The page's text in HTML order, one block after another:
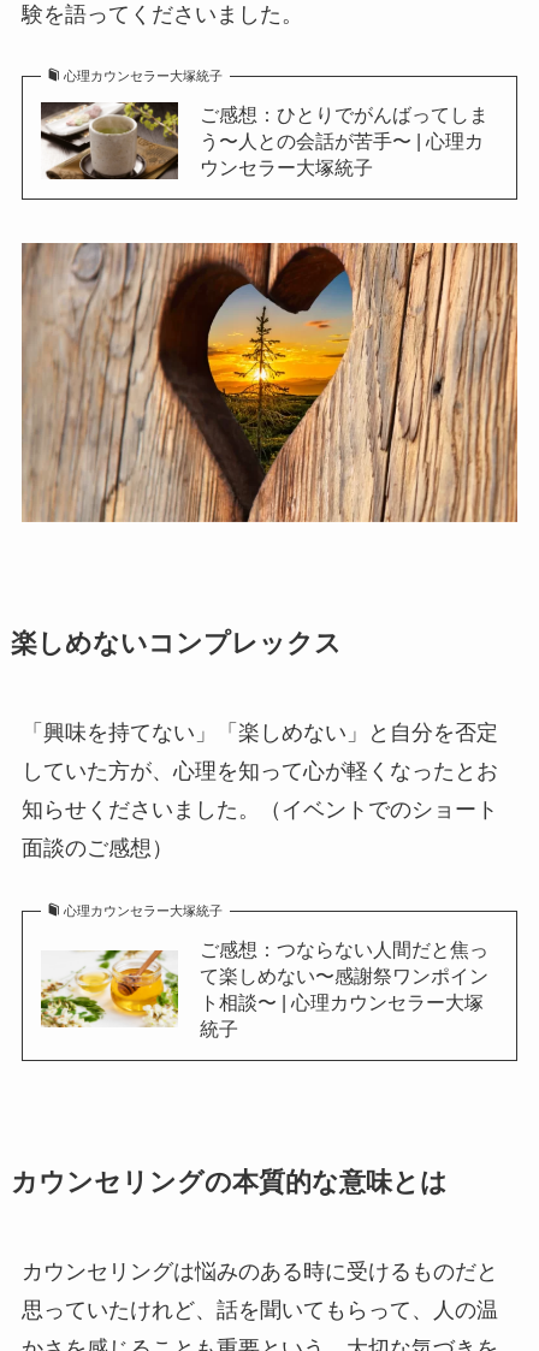
験を語ってくださいました。
心理カウンセラー大塚統子
ご感想：ひとりでがんばってしま
う〜人との会話が苦手〜 | 心理カ
ウンセラー大塚統子
楽しめないコンプレックス
「興味を持てない」「楽しめない」と自分を否定
していた方が、心理を知って心が軽くなったとお
知らせくださいました。（イベントでのショート
面談のご感想）
心理カウンセラー大塚統子
ご感想：つならない人間だと焦っ
て楽しめない〜感謝祭ワンポイン
ト相談〜 | 心理カウンセラー大塚
統子
カウンセリングの本質的な意味とは
カウンセリングは悩みのある時に受けるものだと
思っていたけれど、話を聞いてもらって、人の温